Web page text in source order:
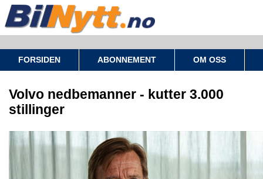
FORSIDEN ABONNEMENT OM OSS
Volvo nedbemanner - kutter 3.000
stillinger